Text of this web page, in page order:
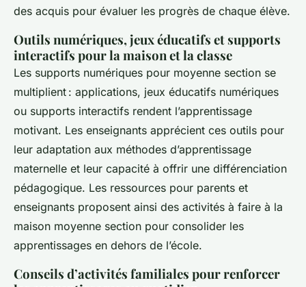
des acquis pour évaluer les progrès de chaque élève.
Outils numériques, jeux éducatifs et supports
interactifs pour la maison et la classe
Les supports numériques pour moyenne section se
multiplient : applications, jeux éducatifs numériques
ou supports interactifs rendent l’apprentissage
motivant. Les enseignants apprécient ces outils pour
leur adaptation aux méthodes d’apprentissage
maternelle et leur capacité à offrir une différenciation
pédagogique. Les ressources pour parents et
enseignants proposent ainsi des activités à faire à la
maison moyenne section pour consolider les
apprentissages en dehors de l’école.
Conseils d’activités familiales pour renforcer